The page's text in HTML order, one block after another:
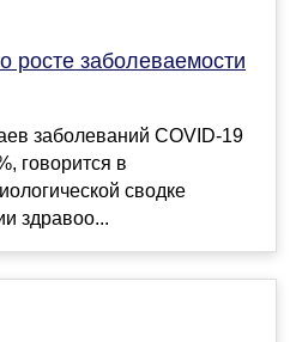
росте заболеваемости
заболеваний COVID-19
говорится в
сводке
здравоо...